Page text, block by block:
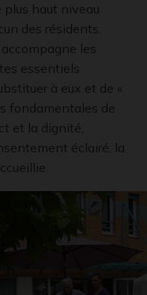
plus haut niveau
des résidents.
les
essentiels
à eux et de «
fondamentales de
et la dignité,
éclairé, la